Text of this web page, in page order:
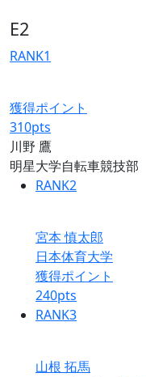
E2
RANK1
獲得ポイント
310pts
川野 鷹
明星大学自転車競技部
RANK2
宮本 慎太郎
日本体育大学
獲得ポイント
240pts
RANK3
山根 拓馬